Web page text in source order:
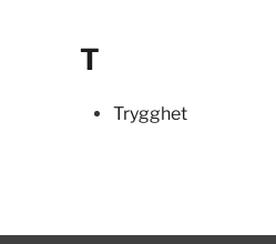
T
Trygghet